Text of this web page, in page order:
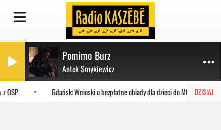
Pomimo Burz
Antek Smykiewicz
DZISIAJ
OSP Gdańsk: Wnioski o bezpłatne obiady dla dzieci do MOPR